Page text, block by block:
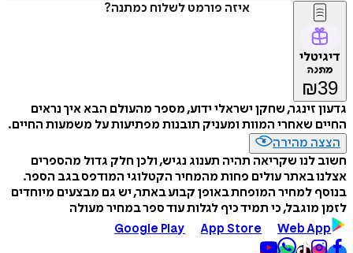
איזה פורמט לשלוח כמתנה?
דיגיטלי
מתנה
₪39
גדעון זינגר, שחקן ישראלי ידוע, מספר מהעולם הבא איך נראים
החיים שאחרי המוות ומעניק תובנות מפתיעות על משמעות החיים.
הצצה מהירה
חשוב לנו שקריאה תהיה תענוג נגיש, ולכן חלק גדול מהספרים
אצלנו באתר עולים פחות מהמחיר הקטלוגי המודפס בגב הספר.
בנוסף למחיר המופחת באופן קבוע באתר, יש גם מבצעים מיוחדים
לזמן מוגבל, כי תמיד כיף לגלות עוד ספר במחיר מעולה
Google Play
App Store Web App